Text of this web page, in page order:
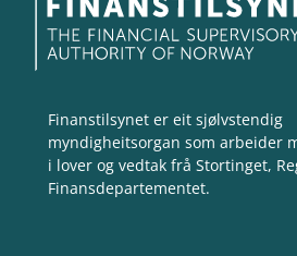
Finanstilsynet er eit sjølvstendig
myndigheitsorgan som arbeider
i lover og vedtak frå Stortinget,
Finansdepartementet.